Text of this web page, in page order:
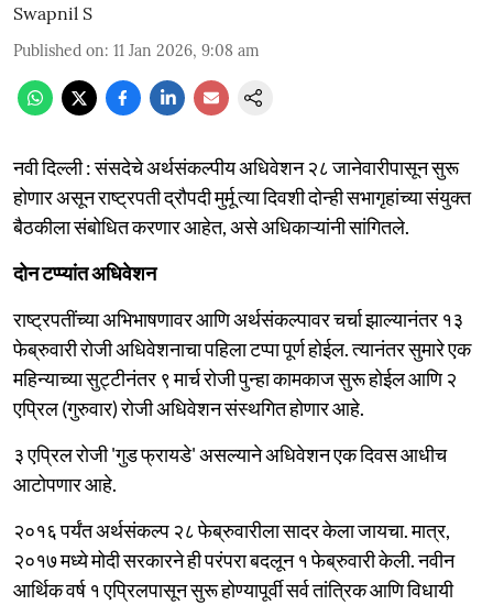
Swapnil S
Published on: 11 Jan 2026, 9:08 am
नवी दिल्ली : संसदेचे अर्थसंकल्पीय अधिवेशन २८ जानेवारीपासून सुरू
होणार असून राष्ट्रपती द्रौपदी मुर्मू त्या दिवशी दोन्ही सभागृहांच्या संयुक्त
बैठकीला संबोधित करणार आहेत, असे अधिकाऱ्यांनी सांगितले.
दोन टप्प्यांत अधिवेशन
राष्ट्रपतींच्या अभिभाषणावर आणि अर्थसंकल्पावर चर्चा झाल्यानंतर १३
फेब्रुवारी रोजी अधिवेशनाचा पहिला टप्पा पूर्ण होईल. त्यानंतर सुमारे एक
महिन्याच्या सुट्टीनंतर ९ मार्च रोजी पुन्हा कामकाज सुरू होईल आणि २
एप्रिल (गुरुवार) रोजी अधिवेशन संस्थगित होणार आहे.
३ एप्रिल रोजी 'गुड फ्रायडे' असल्याने अधिवेशन एक दिवस आधीच
आटोपणार आहे.
२०१६ पर्यंत अर्थसंकल्प २८ फेब्रुवारीला सादर केला जायचा. मात्र,
२०१७ मध्ये मोदी सरकारने ही परंपरा बदलून १ फेब्रुवारी केली. नवीन
आर्थिक वर्ष १ एप्रिलपासून सुरू होण्यापूर्वी सर्व तांत्रिक आणि विधायी